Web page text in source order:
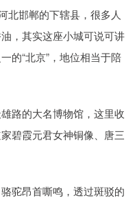
北邯郸的下辖县，很多人
，其实这座小城可说可讲
的“北京”，地位相当于陪
路的大名博物馆，这里收
碧霞元君女神铜像、唐三
驼昂首嘶鸣，透过斑驳的